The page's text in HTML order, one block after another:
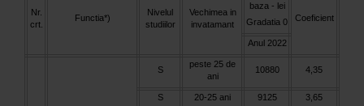
Nr.
crt.
Functia*)
Nivelul
studiilor
Vechimea in
invatamant
baza - lei
Gradatia 0
Coeficient
Anul 2022
S
peste 25 de
ani
10880 4,35
S 20-25 ani 9125 3,65